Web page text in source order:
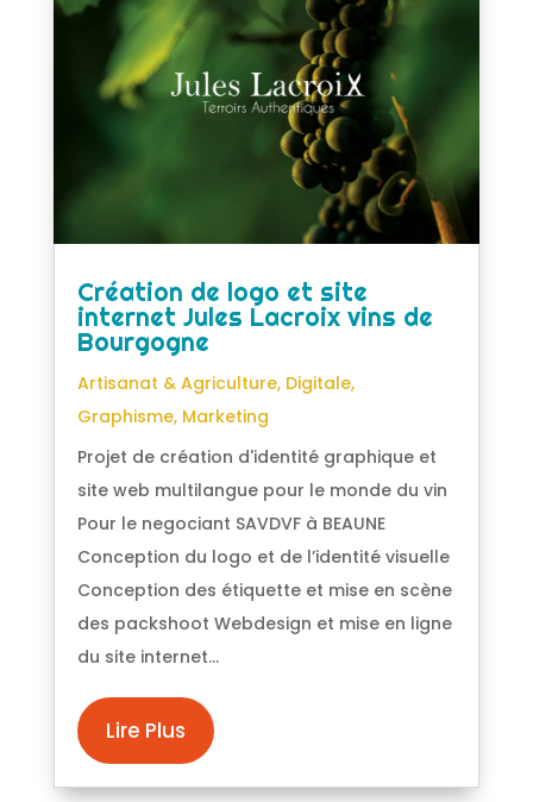
Création de logo et site
internet Jules Lacroix vins de
Bourgogne
Artisanat & Agriculture, Digitale,
Graphisme, Marketing
Projet de création d'identité graphique et
site web multilangue pour le monde du vin
Pour le negociant SAVDVF à BEAUNE
Conception du logo et de l’identité visuelle
Conception des étiquette et mise en scène
des packshoot Webdesign et mise en ligne
du site internet...
Lire Plus